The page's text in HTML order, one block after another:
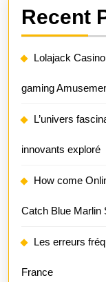
Recent
Lolajack
gaming
L’univers
innovants exploré
How come
Catch Blue Marlin
Les erreurs
France